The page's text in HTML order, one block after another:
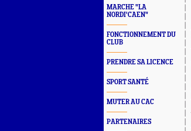
MARCHE "LA
NORDI'CAEN"
FONCTIONNEMENT DU
CLUB
PRENDRE SA LICENCE
SPORT SANTÉ
MUTER AU CAC
PARTENAIRES